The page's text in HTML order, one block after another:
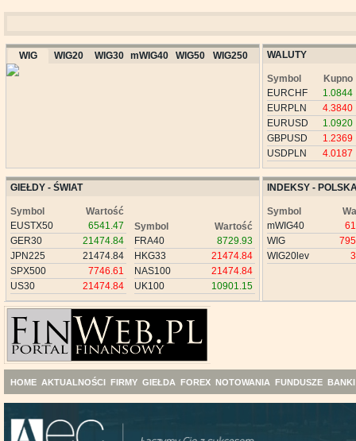
WIG WIG20 WIG30 mWIG40 WIG50 WIG250 WALUTY
Symbol
Kupno
EURCHF
1.0844
EURPLN
4.3840
EURUSD
1.0920
GBPUSD
1.2369
USDPLN
4.0187
GIEŁDY - ŚWIAT
Symbol
Wartość
EUSTX50
6541.47
GER30
21474.84
JPN225
21474.84
SPX500
7746.61
US30
21474.84
Symbol
Wartość
FRA40
8729.93
HKG33
21474.84
NAS100
21474.84
UK100
10901.15
INDEKSY -
Symbol
mWIG40
WIG
WIG20lev
HOME AKTUALNOŚCI FIRMY GIEŁDA FOREX NOTOWANIA FUNDUSZE BANKI